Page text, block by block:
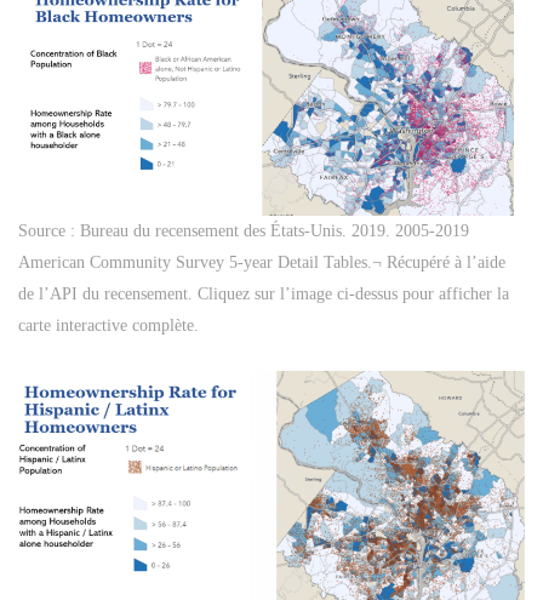
Source : Bureau du recensement des États-Unis. 2019. 2005-2019
American Community Survey 5-year Detail Tables.¬ Récupéré à l’aide
de l’API du recensement. Cliquez sur l’image ci-dessus pour afficher la
carte interactive complète.